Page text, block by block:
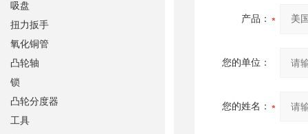
产品：
您的单位：
您的姓名：
吸盘
扭力扳手
氧化铜管
凸轮轴
锁
凸轮分度器
工具